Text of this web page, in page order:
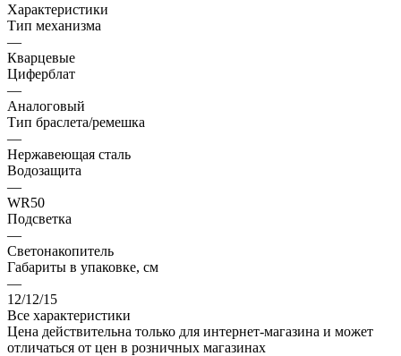
Характеристики
Тип механизма
—
Кварцевые
Циферблат
—
Аналоговый
Тип браслета/ремешка
—
Нержавеющая сталь
Водозащита
—
WR50
Подсветка
—
Светонакопитель
Габариты в упаковке, см
—
12/12/15
Все характеристики
Цена действительна только для интернет-магазина и может
отличаться от цен в розничных магазинах